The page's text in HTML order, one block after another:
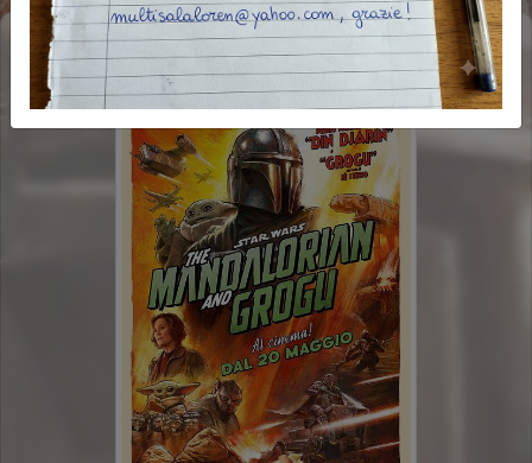
THE MANDALORIAN AND GROGU